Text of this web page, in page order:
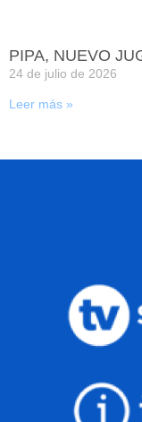
PIPA, NUEVO
24 de julio de 2026
Leer más »